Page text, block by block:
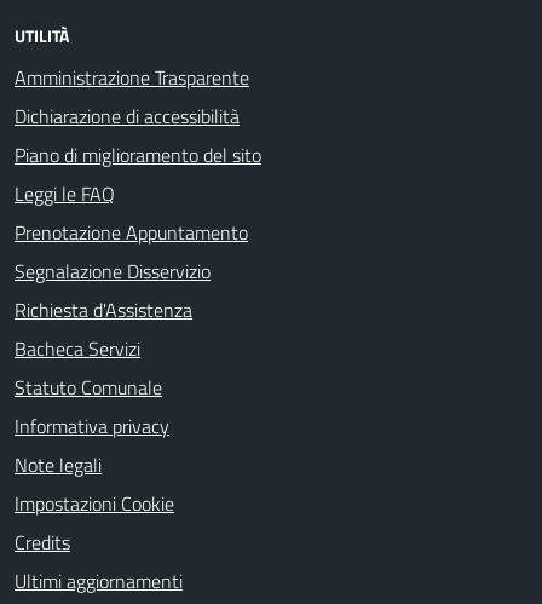
UTILITÀ
Amministrazione Trasparente
Dichiarazione di accessibilità
Piano di miglioramento del sito
Leggi le FAQ
Prenotazione Appuntamento
Segnalazione Disservizio
Richiesta d'Assistenza
Bacheca Servizi
Statuto Comunale
Informativa privacy
Note legali
Impostazioni Cookie
Credits
Ultimi aggiornamenti